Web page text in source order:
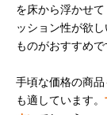
を床から浮かせ
ッション性が欲し
ものがおすすめで
手頃な価格の商
も適しています。